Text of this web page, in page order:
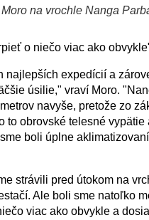
na vrochle Nanga
o niečo viac ako
najlepších expedícií a
úsilie," vraví Moro.
navyše, pretože zo
to obrovské telesné
boli úplne
strávili pred útokom na
Ale boli sme natoľko
viac ako obvykle a